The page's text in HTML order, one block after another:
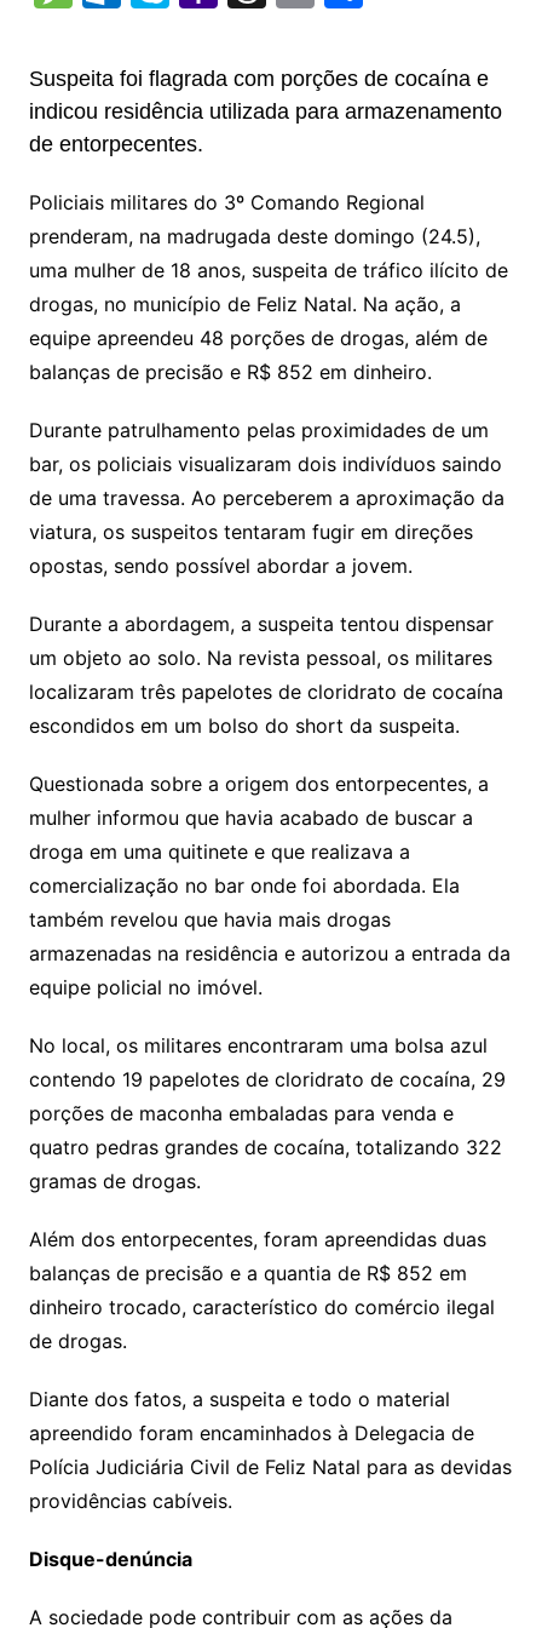
p
y
Li
n
at
s
A
p
e
a
er t
k
e
dI
e
sr
o
o
s
s
a
e
lo
o
k.
o
m
y
p
e
h
o
ai
l
e
a
ai
l
ar
e
Suspeita foi flagrada com porções de cocaína e
indicou residência utilizada para armazenamento
de entorpecentes.
Policiais militares do 3º Comando Regional
prenderam, na madrugada deste domingo (24.5),
uma mulher de 18 anos, suspeita de tráfico ilícito de
drogas, no município de Feliz Natal. Na ação, a
equipe apreendeu 48 porções de drogas, além de
balanças de precisão e R$ 852 em dinheiro.
Durante patrulhamento pelas proximidades de um
bar, os policiais visualizaram dois indivíduos saindo
de uma travessa. Ao perceberem a aproximação da
viatura, os suspeitos tentaram fugir em direções
opostas, sendo possível abordar a jovem.
Durante a abordagem, a suspeita tentou dispensar
um objeto ao solo. Na revista pessoal, os militares
localizaram três papelotes de cloridrato de cocaína
escondidos em um bolso do short da suspeita.
Questionada sobre a origem dos entorpecentes, a
mulher informou que havia acabado de buscar a
droga em uma quitinete e que realizava a
comercialização no bar onde foi abordada. Ela
também revelou que havia mais drogas
armazenadas na residência e autorizou a entrada da
equipe policial no imóvel.
No local, os militares encontraram uma bolsa azul
contendo 19 papelotes de cloridrato de cocaína, 29
porções de maconha embaladas para venda e
quatro pedras grandes de cocaína, totalizando 322
gramas de drogas.
Além dos entorpecentes, foram apreendidas duas
balanças de precisão e a quantia de R$ 852 em
dinheiro trocado, característico do comércio ilegal
de drogas.
Diante dos fatos, a suspeita e todo o material
apreendido foram encaminhados à Delegacia de
Polícia Judiciária Civil de Feliz Natal para as devidas
providências cabíveis.
Disque-denúncia
A sociedade pode contribuir com as ações da